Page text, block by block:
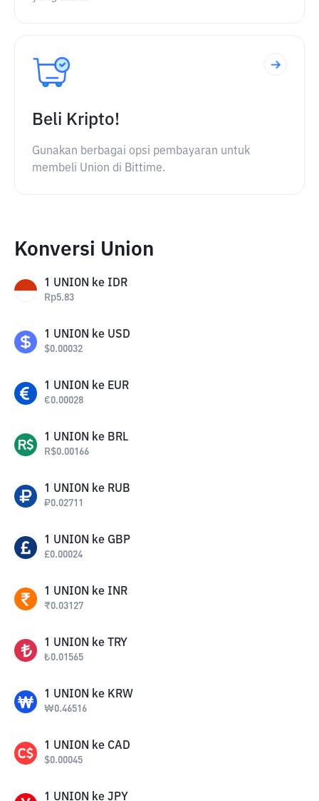
Beli Kripto!
Gunakan berbagai opsi pembayaran untuk
membeli Union di Bittime.
Konversi Union
1 UNION ke IDR
Rp5.83
1 UNION ke USD
$0.00032
1 UNION ke EUR
€0.00028
1 UNION ke BRL
R$0.00166
1 UNION ke RUB
₽0.02711
1 UNION ke GBP
£0.00024
1 UNION ke INR
₹0.03127
1 UNION ke TRY
₺0.01565
1 UNION ke KRW
₩0.46516
1 UNION ke CAD
$0.00045
1 UNION ke JPY